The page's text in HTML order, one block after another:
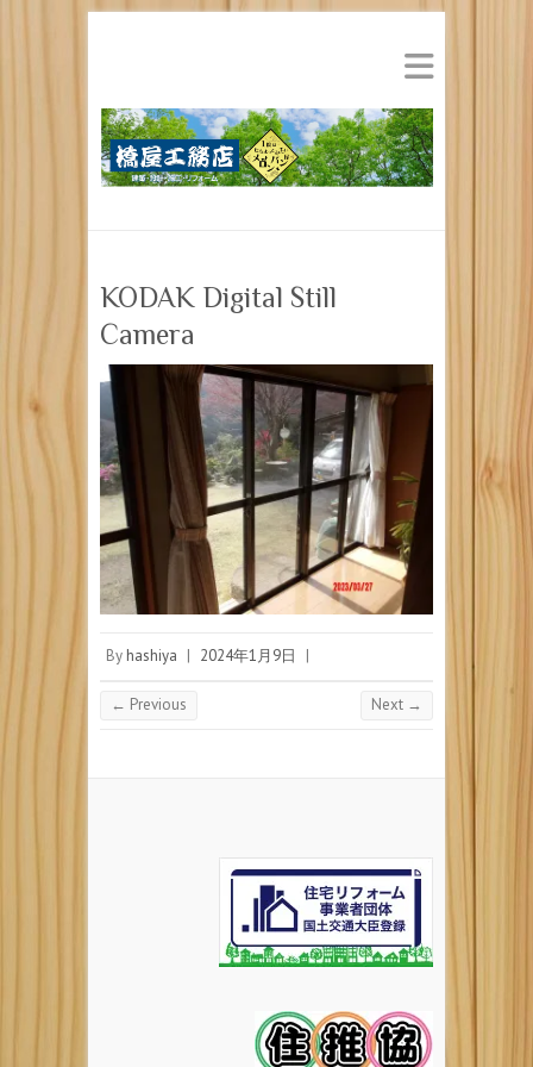
KODAK Digital Still
Camera
By hashiya | 2024年1月9日 |
← Previous Next →